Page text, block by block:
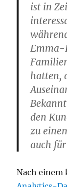
ist in
Emma-
hatten,
den
zu
auch
Nach